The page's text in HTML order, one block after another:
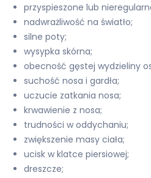
przyspieszone lub
nadwrażliwość na światło;
silne poty;
wysypka skórna;
obecność gęstej wydzieliny
suchość nosa i gardła;
uczucie zatkania nosa;
krwawienie z nosa;
trudności w oddychaniu;
zwiększenie masy ciała;
ucisk w klatce piersiowej;
dreszcze;